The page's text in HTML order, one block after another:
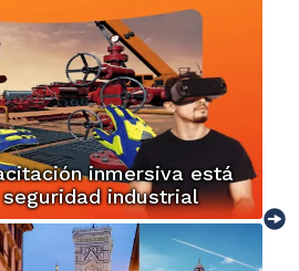
inmersiva está
industrial